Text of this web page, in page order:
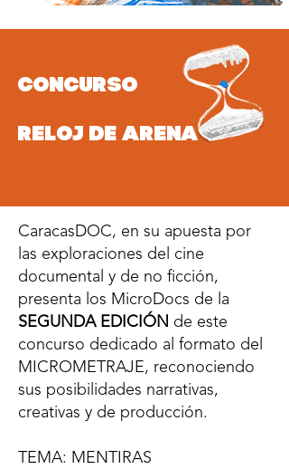
CONCURSO
RELOJ DE ARENA
CaracasDOC, en su apuesta por
las exploraciones del cine
documental y de no ficción,
presenta los MicroDocs de la
SEGUNDA EDICIÓN de este
concurso dedicado al formato del
MICROMETRAJE, reconociendo
sus posibilidades narrativas,
creativas y de producción.
TEMA: MENTIRAS